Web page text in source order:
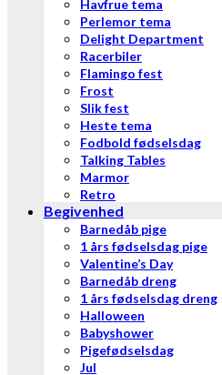
Havfrue tema
Perlemor tema
Delight Department
Racerbiler
Flamingo fest
Frost
Slik fest
Heste tema
Fodbold fødselsdag
Talking Tables
Marmor
Retro
Begivenhed
Barnedåb pige
1 års fødselsdag pige
Valentine’s Day
Barnedåb dreng
1 års fødselsdag dreng
Halloween
Babyshower
Pigefødselsdag
Jul